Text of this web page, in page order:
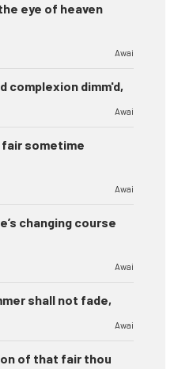
eye of heaven
Awai
complexion dimm'd,
Awai
sometime
Awai
changing course
Awai
shall not fade,
Awai
of that fair thou